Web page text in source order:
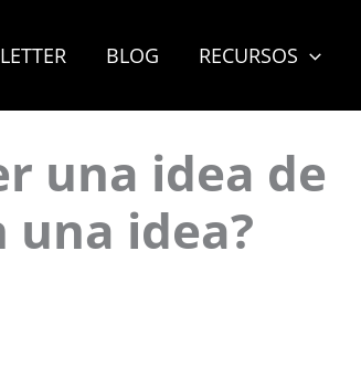
BLOG RECURSOS
una idea de
idea?